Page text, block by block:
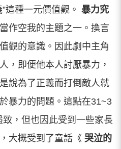
這種一元價值觀。 暴力究
作空我的主題之一。換言
觀的意識。因此劇中主角
，即便他本人討厭暴力，
說為了正義而打倒敵人就
暴力的問題。這點在31~3
，但也因此受到一些家長
大概受到了童話《 哭泣的